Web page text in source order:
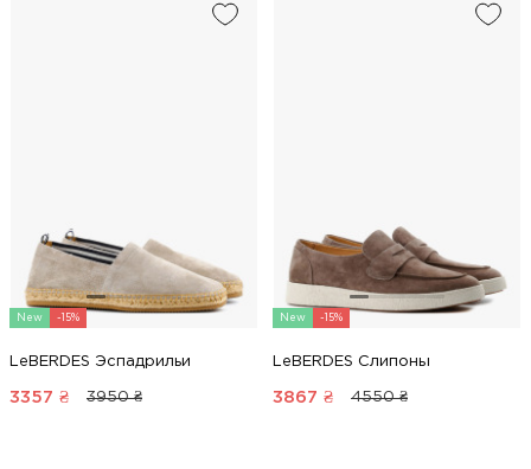
New -15%
LeBERDES Эспадрильи
3357 ₴ 3950 ₴
New -15%
LeBERDES Слипоны
3867 ₴ 4550 ₴